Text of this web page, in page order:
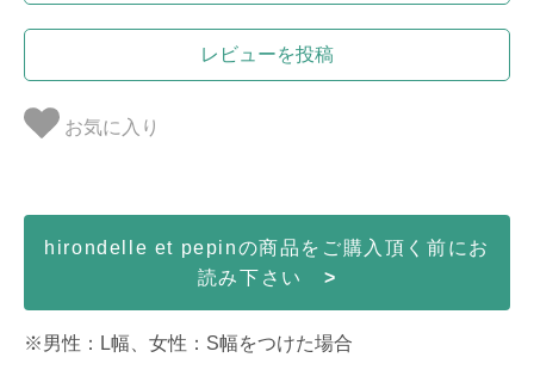
レビューを投稿
お気に入り
hirondelle et pepinの商品をご購入頂く前にお
読み下さい >
※男性：L幅、女性：S幅をつけた場合